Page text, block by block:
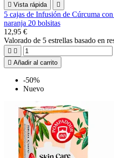
 Vista rápida 
5 cajas de Infusión de Cúrcuma
naranja 20 bolsitas
12,95 €
Valorado de 5 estrellas basado en
 
 Añadir al carrito
-50%
Nuevo